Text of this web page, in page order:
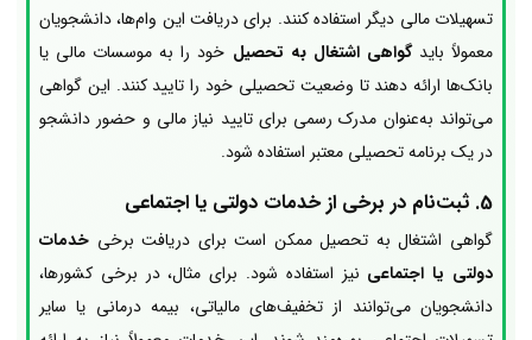
تسهیلات مالی دیگر استفاده کنند. برای دریافت این وام‌ها، دانشجویان
معمولاً بایدگواهی اشتغال به تحصیل خود را به موسسات مالی یا
بانک‌ها ارائه دهند تا وضعیت تحصیلی خود را تایید کنند. این گواهی
می‌تواند به‌عنوان مدرک رسمی برای تایید نیاز مالی و حضور دانشجو
در یک برنامه تحصیلی معتبر استفاده شود.
5. ثبت‌نام در برخی از خدمات دولتی یا اجتماعی
گواهی اشتغال به تحصیل ممکن است برای دریافت برخی خدمات
دولتی یا اجتماعی نیز استفاده شود. برای مثال، در برخی کشورها،
دانشجویان می‌توانند از تخفیف‌های مالیاتی، بیمه درمانی یا سایر